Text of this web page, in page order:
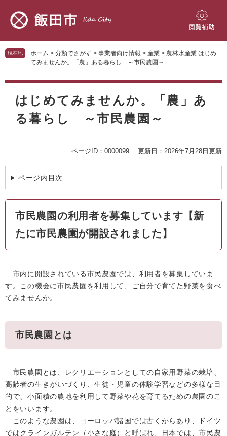
先
頭
す。
を
飛
し
閲
補
現在地 ホーム > 分類でさがす > 事業者向け情報 > 産業 > 農林水産業 はじめ
てみませんか。「農」ある暮らし ～市民農園～
本
はじめてみませんか。「農」あ
る暮らし ～市民農園～
ページID：0000099 更新日：2026年7月28日更新
ページ内目次
市民農園の利用者を募集しています【新
たに市民農園が開設されました】
市内に開設されている市民農園では、利用者を募集していま
す。この機会に市民農園を利用して、ご自分で育てた野菜を食べ
てみませんか。
市民農園とは
市民農園とは、レクリエーションとしての自家用野菜の栽培、
高齢者の生きがいづくり、生徒・児童の体験学習などの多様な目
的で、小面積の農地を利用して野菜や花を育てるための農園のこ
とをいいます。
このような農園は、ヨーロッパ諸国では古くからあり、ドイツ
ではクラインガルテン（小さな庭）と呼ばれ、日本では、市民農